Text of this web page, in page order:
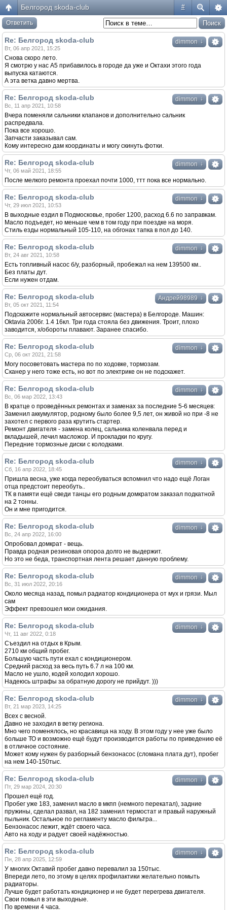
#
Белгород skoda-club
Ответить
dimmon ↓
Re: Белгород skoda-club
Вт, 06 апр 2021, 15:25
Снова скоро лето.
Я смотрю у нас А5 прибавилось в городе да уже и Октахи этого года
выпуска катаются.
А эта ветка давно мертва.
dimmon ↓
Re: Белгород skoda-club
Вс, 11 апр 2021, 10:58
Вчера поменяли сальники клапанов и дополнительно сальник
распредвала.
Пока все хорошо.
Запчасти заказывал сам.
Кому интересно дам координаты и могу скинуть фотки.
dimmon ↓
Re: Белгород skoda-club
Чт, 06 май 2021, 18:55
После мелкого ремонта проехал почти 1000, ттт пока все нормально.
dimmon ↓
Re: Белгород skoda-club
Чт, 29 июл 2021, 10:53
В выходные ездил в Подмосковье, пробег 1200, расход 6.6 по заправкам.
Масло подъедет, но меньше чем в том году при поездке на моря.
Стиль езды нормальный 105-110, на обгонах тапка в пол до 140.
dimmon ↓
Re: Белгород skoda-club
Вт, 24 авг 2021, 10:58
Есть топливный насос б/у, разборный, пробежал на нем 139500 км..
Без платы дут.
Если нужен отдам.
Андрей98989 ↓
Re: Белгород skoda-club
Вт, 05 окт 2021, 11:54
Подскажите нормальный автосервис (мастера) в Белгороде. Машин:
Oktavia 2006г. 1.4 16кл. Три года стояла без движения. Троит, плохо
заводится, х/обороты плавают. Заранее спасибо.
dimmon ↓
Re: Белгород skoda-club
Ср, 06 окт 2021, 21:58
Могу посоветовать мастера по по ходовке, тормозам.
Сканер у него тоже есть, но вот по электрике он не подскажет.
dimmon ↓
Re: Белгород skoda-club
Вс, 06 мар 2022, 13:43
В кратце о проведённых ремонтах и заменах за последние 5-6 месяцев:
Заменил аккумулятор, родному было более 9,5 лет, он живой но при -8 не
захотел с первого раза крутить стартер.
Ремонт двигателя - замена колец, сальника коленвала перед и
вкладышей, лечил масложор. И прокладки по кругу.
Передние тормозные диски с колодками.
dimmon ↓
Re: Белгород skoda-club
Сб, 16 апр 2022, 18:45
Пришла весна, уже когда переобуваться вспомнил что надо ещё Логан
отца предстоит переобуть..
ТК в памяти ещё сведи танцы его родным домкратом заказал подкатной
на 2 тонны.
Он и мне пригодится.
dimmon ↓
Re: Белгород skoda-club
Вс, 24 апр 2022, 16:00
Опробовал домкрат - вещь.
Правда родная резиновая опороа долго не выдержит.
Но это не беда, транспортная лента решает данную проблему.
dimmon ↓
Re: Белгород skoda-club
Вс, 31 июл 2022, 20:16
Около месяца назад, помыл радиатор кондиционера от мух и грязи. Мыл
сам
Эффект превзошел мои ожидания.
dimmon ↓
Re: Белгород skoda-club
Чт, 11 авг 2022, 0:18
Съездил на отдых в Крым.
2710 км общий пробег.
Большую часть пути ехал с кондиционером.
Средний расход за весь путь 6.7 л на 100 км.
Масло не ушло, кодей холодил хорошо.
Надеюсь штрафы за обратную дорогу не прийдут. )))
dimmon ↓
Re: Белгород skoda-club
Вт, 21 мар 2023, 14:25
Всех с весной.
Давно не заходил в ветку региона.
Мно чего поменялось, но красавица на ходу. В этом году у нее уже было
больше ТО и возможно ещё будут производится работы по приведению её
в отличное состояние.
Может кому нужен бу разборный бензонасос (сломана плата дут), пробег
на нем 140-150тыс.
dimmon ↓
Re: Белгород skoda-club
Пт, 29 мар 2024, 20:30
Прошел ещё год.
Пробег уже 183, заменил масло в мкпп (немного перекатал), задние
пружины, сделал развал, на 182 заменил термостат и правый наружный
пыльник. Остальное по регламенту масло фильтра...
Бензонасос лежит, ждёт своего часа.
Авто на ходу и радует своей надёжностью.
dimmon ↓
Re: Белгород skoda-club
Пн, 28 апр 2025, 12:59
У многих Октавий пробег давно перевалил за 150тыс.
Впереди лето, по этому в целях профилактики желательно помыть
радиаторы.
Лучше будет работать кондиционер и не будет перегрева двигателя.
Свои помыл в эти выходные.
По времени 4 часа.